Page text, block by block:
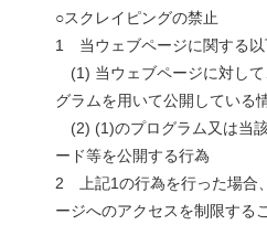
○スクレイピングの禁止
1 当ウェブページに関する以
(1) 当ウェブページに対し
グラムを用いて公開している
(2) (1)のプログラム又は当
ード等を公開する行為
2 上記1の行為を行った場合
ージへのアクセスを制限する